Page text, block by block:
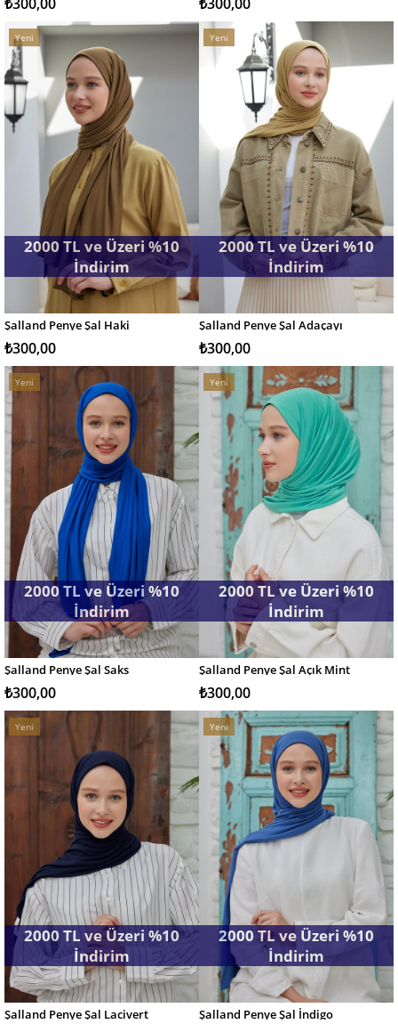
SEPETE EKLE
Yeni
Ürün
Şalland Penye Şal Haki
2000 TL ve Üzeri %10
İndirim
₺300,00
SEPETE EKLE
Yeni
Şalland Penye Şal Adaçayı
2000 TL ve Üzeri %10
İndirim
₺300,00
SEPETE EKLE
Yeni
Ürün
Şalland Penye Şal Saks
2000 TL ve Üzeri %10
İndirim
₺300,00
SEPETE EKLE
Yeni
Ürün
Şalland Penye Şal Açık Mint
2000 TL ve Üzeri %10
İndirim
₺300,00
Yeni
Şalland Penye Şal Lacivert
2000 TL ve Üzeri %10
İndirim
Yeni
Ürün
Şalland Penye Şal İndigo
2000 TL ve Üzeri %10
İndirim